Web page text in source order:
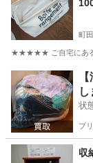
町
★★★★★ ご自宅にある不
東京 町田市
し
状
プ
収